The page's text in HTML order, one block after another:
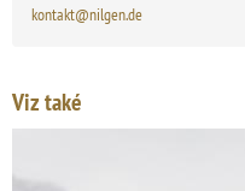
kontakt@nilgen.de
Viz také